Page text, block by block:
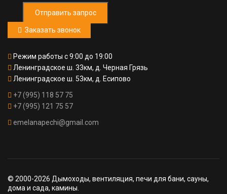
Отправить запрос
Заказать звонок
Режим работы с 9:00 до 19:00
Ленинградское ш. 33км, д. Черная Грязь
Ленинградское ш. 53км, д. Есипово
+7 (995) 118 57 75
+7 (995) 121 75 57
emelanapechi@gmail.com
© 2000-2026 Дымоходы, вентиляция, печи для бани, сауны,
дома и сада, камины.